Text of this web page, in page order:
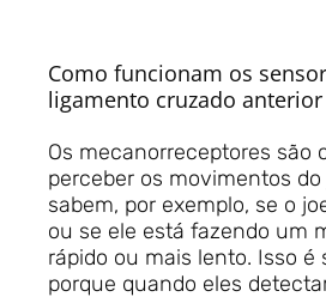
Como funcionam os
ligamento cruzado anterior
Os mecanorreceptores são
perceber os movimentos do
sabem, por exemplo, se o
ou se ele está fazendo um
rápido ou mais lento. Isso é
porque quando eles